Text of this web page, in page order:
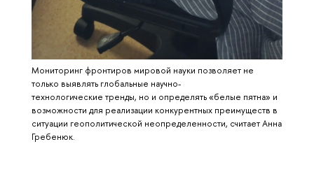
Мониторинг фронтиров мировой науки позволяет не
только выявлять глобальные научно-
технологические тренды, но и определять «белые пятна» и
возможности для реализации конкурентных преимуществ в
ситуации геополитической неопределенности, считает Анна
Гребенюк.